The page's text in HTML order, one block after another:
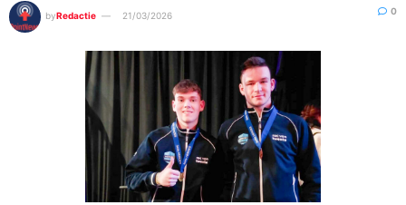
byRedactie 21/03/2026 0